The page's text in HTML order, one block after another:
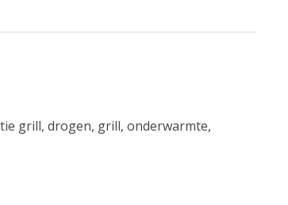
grill, drogen, grill, onderwarmte,